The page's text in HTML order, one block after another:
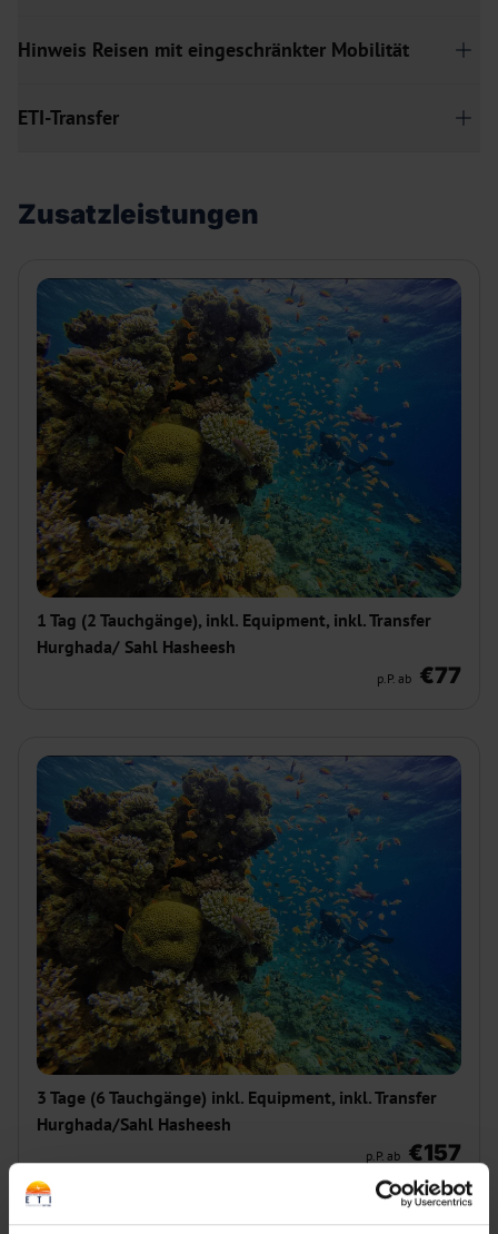
Hinweis Reisen mit eingeschränkter Mobilität
ETI-Transfer
Zusatzleistungen
1 Tag (2 Tauchgänge), inkl. Equipment, inkl. Transfer
Hurghada/ Sahl Hasheesh
p.P. ab €77
3 Tage (6 Tauchgänge) inkl. Equipment, inkl. Transfer
Hurghada/Sahl Hasheesh
p.P. ab €157